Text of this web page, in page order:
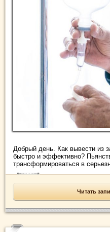
Добрый день. Как вывести из
быстро и эффективно?
трансформироваться в
Читать